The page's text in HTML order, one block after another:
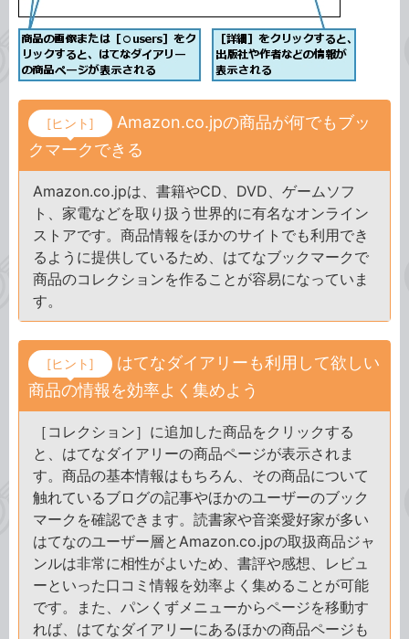
[ヒント]
Amazon.co.jpの商品が何でもブッ
クマークできる
Amazon.co.jpは、書籍やCD、DVD、ゲームソフ
ト、家電などを取り扱う世界的に有名なオンライン
ストアです。商品情報をほかのサイトでも利用でき
るように提供しているため、はてなブックマークで
商品のコレクションを作ることが容易になっていま
す。
[ヒント]
はてなダイアリーも利用して欲しい
商品の情報を効率よく集めよう
［コレクション］に追加した商品をクリックする
と、はてなダイアリーの商品ページが表示されま
す。商品の基本情報はもちろん、その商品について
触れているブログの記事やほかのユーザーのブック
マークを確認できます。読書家や音楽愛好家が多い
はてなのユーザー層とAmazon.co.jpの取扱商品ジャ
ンルは非常に相性がよいため、書評や感想、レビュ
ーといった口コミ情報を効率よく集めることが可能
です。また、パンくずメニューからページを移動す
れば、はてなダイアリーにあるほかの商品ページも